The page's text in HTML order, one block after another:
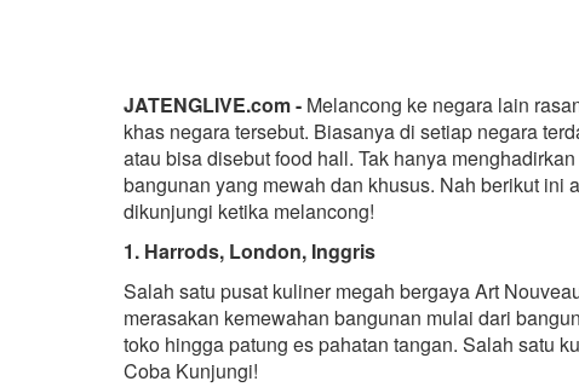
JATENGLIVE.com - Melancong ke negara lain
khas negara tersebut. Biasanya di setiap negara
atau bisa disebut food hall. Tak hanya
bangunan yang mewah dan khusus. Nah berikut ini
dikunjungi ketika melancong!
1. Harrods, London, Inggris
Salah satu pusat kuliner megah bergaya Art
merasakan kemewahan bangunan mulai dari
toko hingga patung es pahatan tangan. Salah satu
Coba Kunjungi!